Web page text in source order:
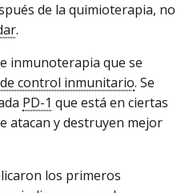
de la quimioterapia, no
.
inmunoterapia que se
control inmunitario. Se
PD-1 que está en ciertas
atacan y destruyen mejor
los primeros